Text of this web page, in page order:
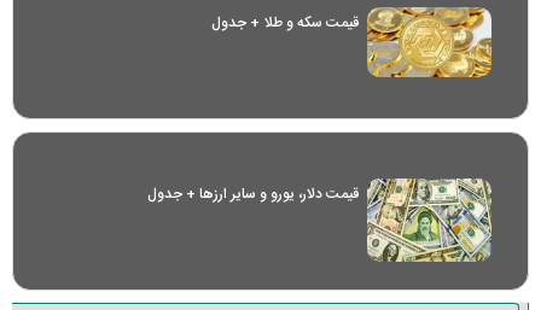
قیمت سکه و طلا + جدول
قیمت دلار، یورو و سایر ارز‌ها + جدول